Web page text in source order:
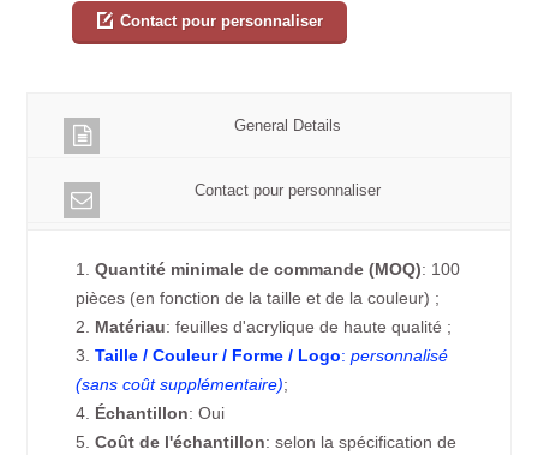
Contact pour personnaliser
General Details
Contact pour personnaliser
1.Quantité minimale de commande (MOQ): 100
pièces (en fonction de la taille et de la couleur) ;
2. Matériau: feuilles d'acrylique de haute qualité ;
3.Taille / Couleur / Forme / Logo:personnalisé
(sans coût supplémentaire);
4. Échantillon: Oui
5.Coût de l'échantillon: selon la spécification de